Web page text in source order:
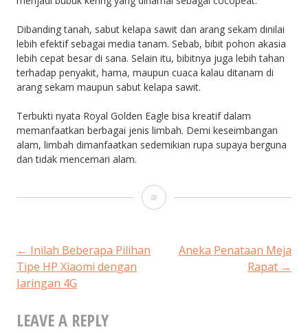
Dibanding tanah, sabut kelapa sawit dan arang sekam dinilai
lebih efektif sebagai media tanam. Sebab, bibit pohon akasia
lebih cepat besar di sana. Selain itu, bibitnya juga lebih tahan
terhadap penyakit, hama, maupun cuaca kalau ditanam di
arang sekam maupun sabut kelapa sawit.
Terbukti nyata Royal Golden Eagle bisa kreatif dalam
memanfaatkan berbagai jenis limbah. Demi keseimbangan
alam, limbah dimanfaatkan sedemikian rupa supaya berguna
dan tidak mencemari alam.
Cara
Royal
POST
NAVIGATION
← Inilah Beberapa Pilihan
Tipe HP Xiaomi dengan
Jaringan 4G
Aneka Penataan Meja
Rapat →
LEAVE A REPLY